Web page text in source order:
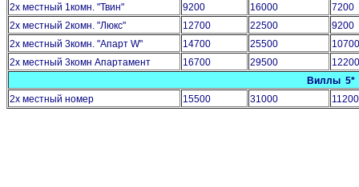
2х местный 1комн. "Твин"
9200 16000
7200
2х местный 2комн. "Люкс"
12700 22500
9200
2х местный 3комн. "Апарт W"
14700 25500
10700
2х местный 3комн Апартамент
16700 29500
12200
Виллы 5*
2х местный номер
15500 31000 11200